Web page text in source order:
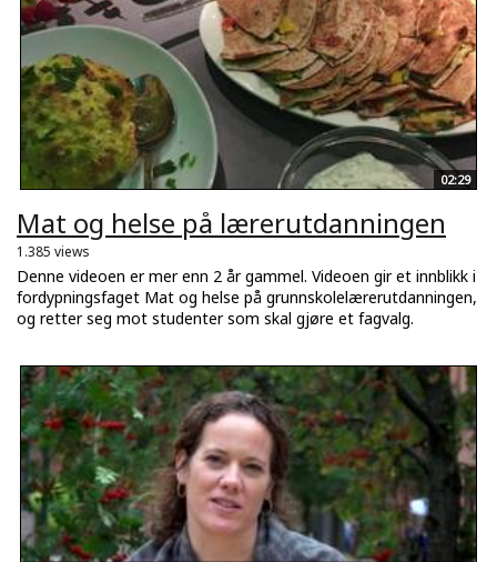
02:29
Mat og helse på lærerutdanningen
1.385 views
Denne videoen er mer enn 2 år gammel. Videoen gir et innblikk i
fordypningsfaget Mat og helse på grunnskolelærerutdanningen,
og retter seg mot studenter som skal gjøre et fagvalg.